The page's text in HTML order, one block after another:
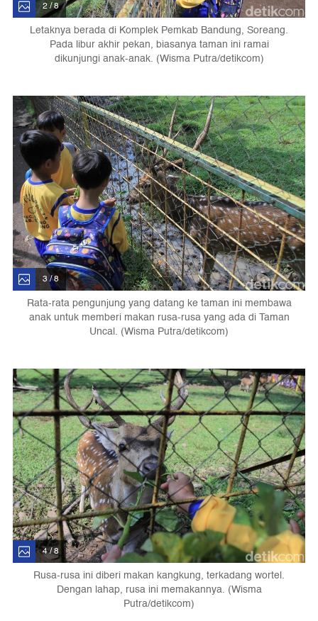
2 / 8
Letaknya berada di Komplek Pemkab Bandung, Soreang.
Pada libur akhir pekan, biasanya taman ini ramai
dikunjungi anak-anak. (Wisma Putra/detikcom)
3 / 8
Rata-rata pengunjung yang datang ke taman ini membawa
anak untuk memberi makan rusa-rusa yang ada di Taman
Uncal. (Wisma Putra/detikcom)
4 / 8
Rusa-rusa ini diberi makan kangkung, terkadang wortel.
Dengan lahap, rusa ini memakannya. (Wisma
Putra/detikcom)